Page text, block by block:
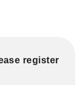
register